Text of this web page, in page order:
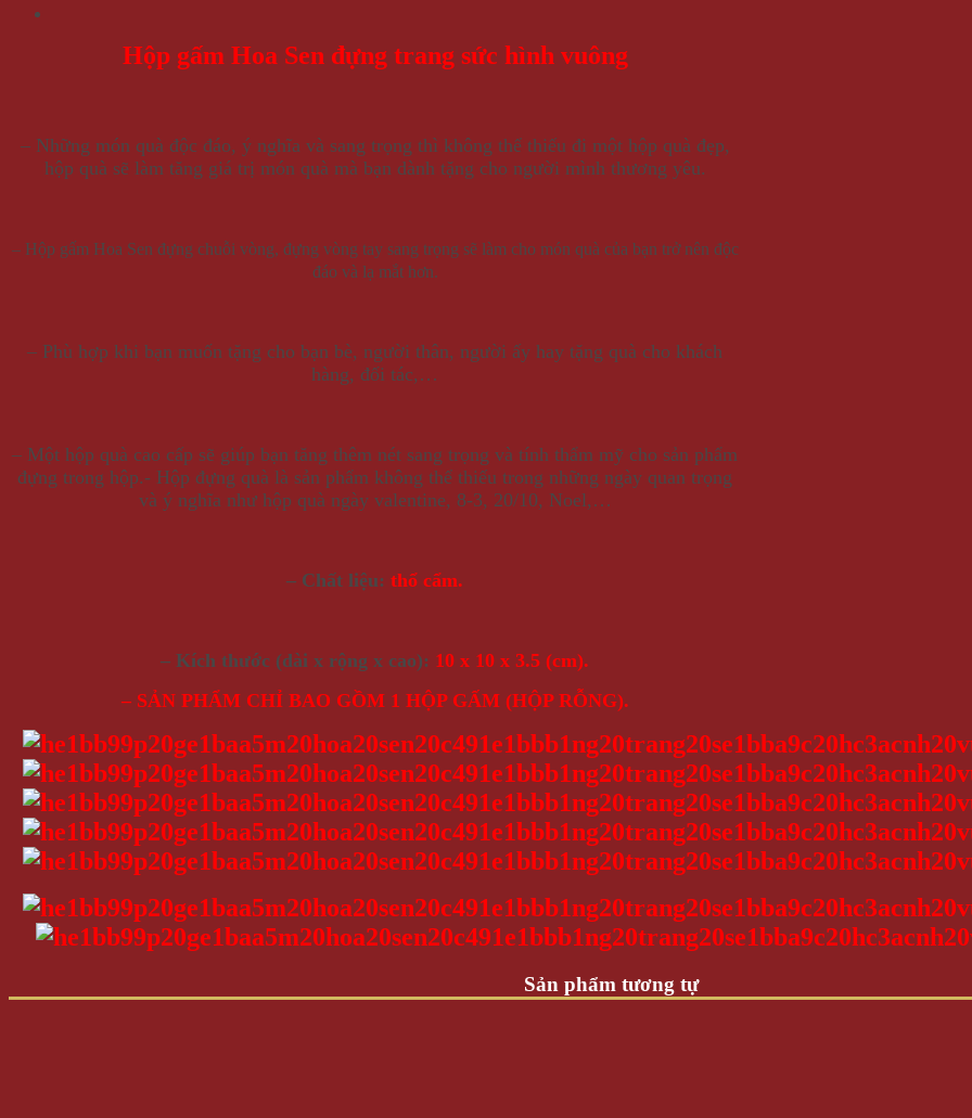
Hộp gấm Hoa Sen đựng trang sức hình vuông
– Những món quà độc đáo, ý nghĩa và sang trọng thì không thể thiếu đi một hộp quà đẹp,
hộp quà sẽ làm tăng giá trị món quà mà bạn dành tặng cho người mình thương yêu.
– Hộp gấm Hoa Sen đựng chuỗi vòng, đựng vòng tay sang trọng sẽ làm cho món quà của bạn trở nên độc
đáo và lạ mắt hơn.
– Phù hợp khi bạn muốn tặng cho bạn bè, người thân, người ấy hay tặng quà cho khách
hàng, đối tác,…
– Một hộp quà cao cấp sẽ giúp bạn tăng thêm nét sang trọng và tính thẩm mỹ cho sản phẩm
đựng trong hộp.- Hộp đựng quà là sản phẩm không thể thiếu trong những ngày quan trọng
và ý nghĩa như hộp quà ngày valentine, 8-3, 20/10, Noel,…
– Chất liệu:thổ cẩm.
– Kích thước (dài x rộng x cao): 10 x 10 x 3.5 (cm).
– SẢN PHẨM CHỈ BAO GỒM 1 HỘP GẤM (HỘP RỖNG).
Sản phẩm tương tự